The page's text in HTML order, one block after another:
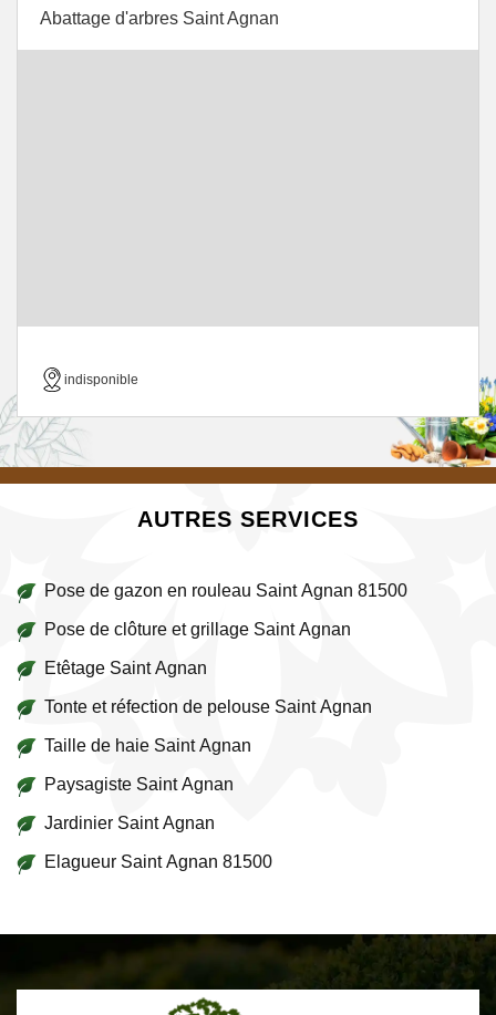
Abattage d'arbres Saint Agnan
indisponible
AUTRES SERVICES
Pose de gazon en rouleau Saint Agnan 81500
Pose de clôture et grillage Saint Agnan
Etêtage Saint Agnan
Tonte et réfection de pelouse Saint Agnan
Taille de haie Saint Agnan
Paysagiste Saint Agnan
Jardinier Saint Agnan
Elagueur Saint Agnan 81500